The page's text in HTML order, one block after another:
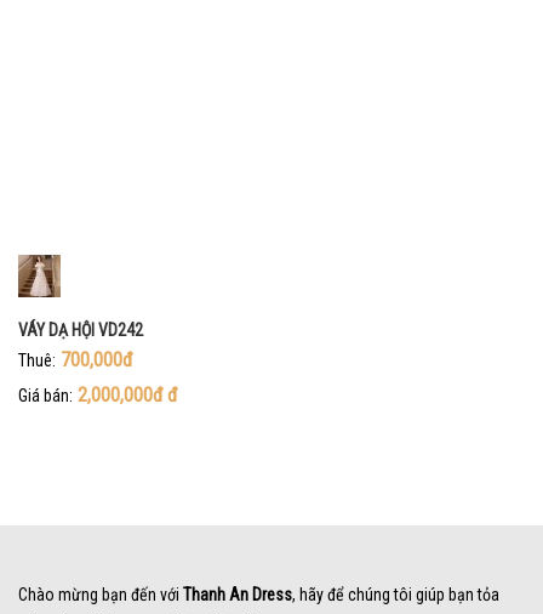
VÁY DẠ HỘI VD242
Thuê: 700,000đ
Giá bán: 2,000,000đđ
Chào mừng bạn đến với Thanh An Dress, hãy để chúng tôi giúp bạn tỏa